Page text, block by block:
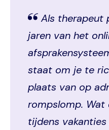
Als therapeut
jaren van het
staat om je te
plaats van op
rompslomp. Wat
tijdens